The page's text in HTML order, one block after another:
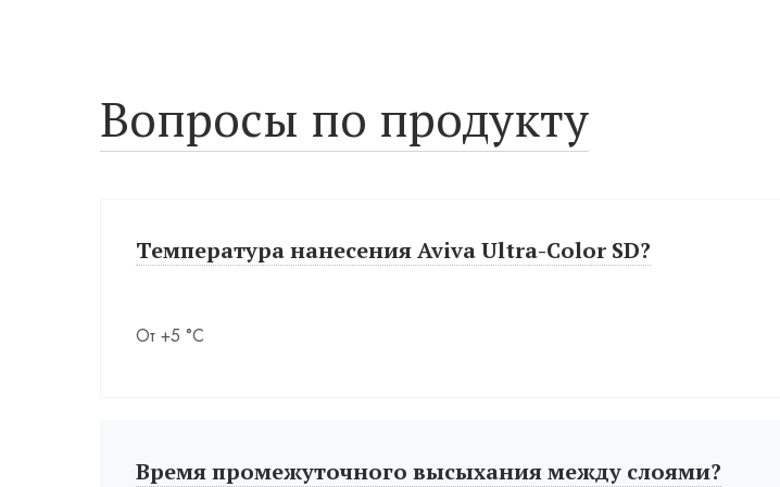
Вопросы по продукту
Температура нанесения Aviva Ultra-Color SD?
От +5 °С
Время промежуточного высыхания между слоями?